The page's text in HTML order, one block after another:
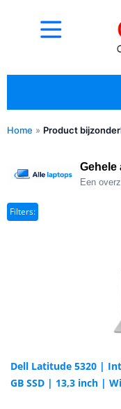
✓ Refurbished
Home » Product
Gehele
Een
Filters:
Dell Latitude 5320 |
GB SSD | 13,3 inch |